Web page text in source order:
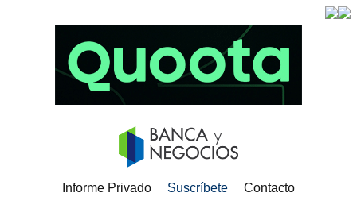
Informe Privado Suscríbete Contacto